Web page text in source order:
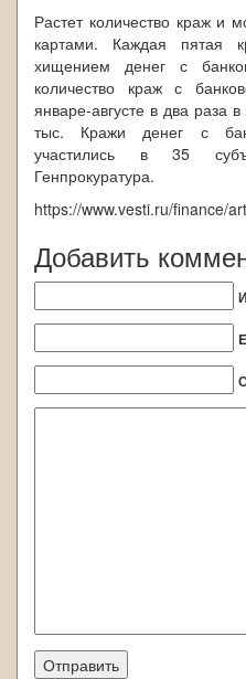
Растет количество краж и
картами. Каждая пятая
хищением денег с
количество краж с
январе-августе в два раза
тыс. Кражи денег с
участились в 35
Генпрокуратура.
https://www.vesti.ru/finance/
Добавить